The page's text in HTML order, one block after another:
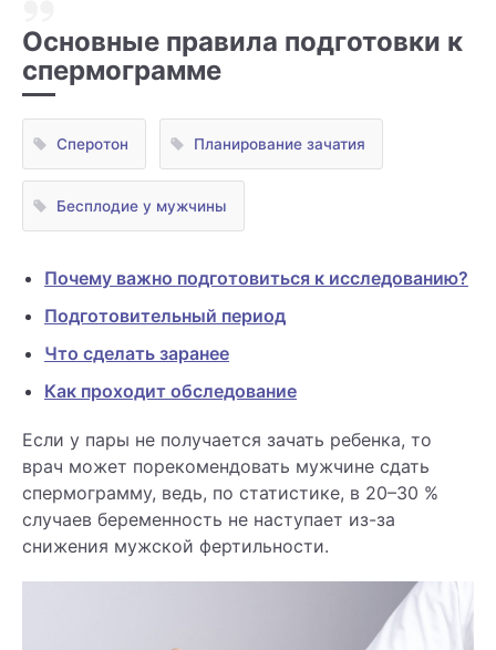
ГДЕ КУПИТЬ?
Основные правила подготовки к
спермограмме
Сперотон Планирование зачатия
Бесплодие у мужчины
Почему важно подготовиться к исследованию?
Подготовительный период
Что сделать заранее
Как проходит обследование
Если у пары не получается зачать ребенка, то
врач может порекомендовать мужчине сдать
спермограмму, ведь, по статистике, в 20–30 %
случаев беременность не наступает из-за
снижения мужской фертильности.